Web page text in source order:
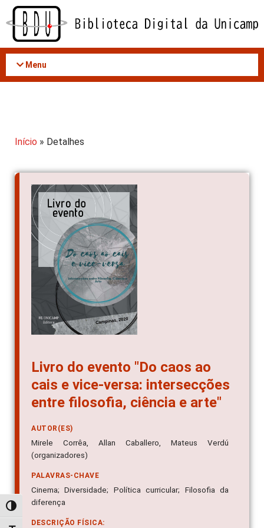
Acessar
conteúdo
Alternar alto contraste
Menu
Início » Detalhes
Livro do evento "Do caos ao
cais e vice-versa: intersecções
entre filosofia, ciência e arte"
AUTOR(ES)
Mirele Corrêa, Allan Caballero, Mateus Verdú
(organizadores)
PALAVRAS-CHAVE
Cinema; Diversidade; Política curricular; Filosofia da
diferença
DESCRIÇÃO FÍSICA: